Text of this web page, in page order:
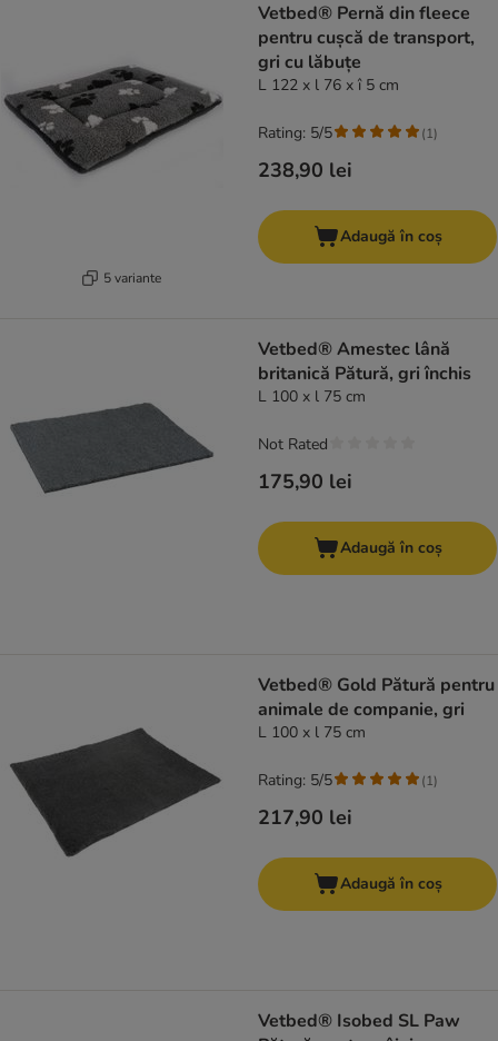
5 variante
Vetbed® Pernă din fleece
pentru cușcă de transport,
gri cu lăbuțe
L 122 x l 76 x î 5 cm
238,90 lei
Rating: 5/5 (1)
Adaugă în coș
Vetbed® Amestec lână
britanică Pătură, gri închis
L 100 x l 75 cm
175,90 lei
Not Rated
Adaugă în coș
Vetbed® Gold Pătură pentru
animale de companie, gri
L 100 x l 75 cm
217,90 lei
Rating: 5/5 (1)
Adaugă în coș
Vetbed® Isobed SL Paw